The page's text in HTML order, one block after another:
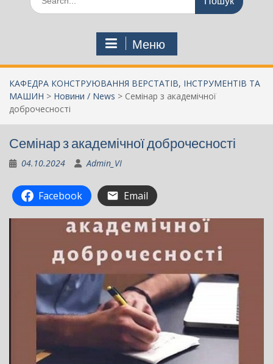
Меню
КАФЕДРА КОНСТРУЮВАННЯ ВЕРСТАТІВ, ІНСТРУМЕНТІВ ТА
МАШИН > Новини / News > Семінар з академічної
доброчесності
Семінар з академічної доброчесності
04.10.2024 Admin_VI
Facebook Email